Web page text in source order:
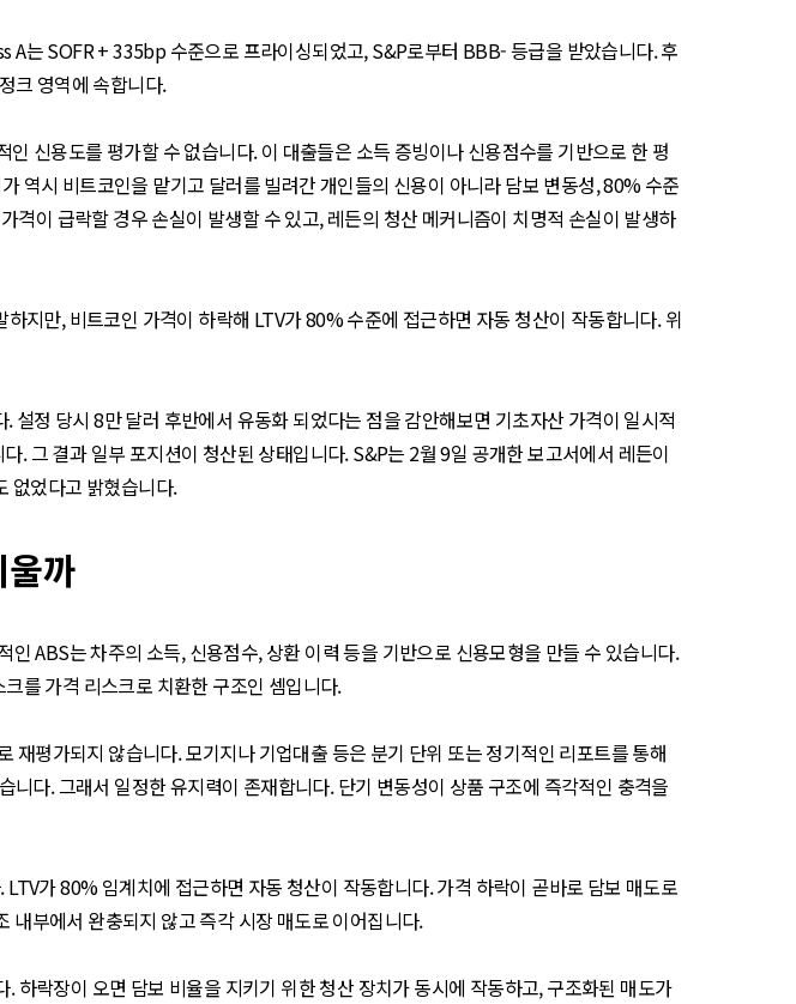
A는 SOFR + 335bp 수준으로 프라이싱되었고, S&P로부터 BBB- 등급을 받았습니다. 후
크 영역에 속합니다.
신용도를 평가할 수 없습니다. 이 대출들은 소득 증빙이나 신용점수를 기반으로 한 평
역시 비트코인을 맡기고 달러를 빌려간 개인들의 신용이 아니라 담보 변동성, 80% 수준
이 급락할 경우 손실이 발생할 수 있고, 레든의 청산 메커니즘이 치명적 손실이 발생하
지만, 비트코인 가격이 하락해 LTV가 80% 수준에 접근하면 자동 청산이 작동합니다. 위
정 당시 8만 달러 후반에서 유동화 되었다는 점을 감안해보면 기초자산 가격이 일시적
그 결과 일부 포지션이 청산된 상태입니다. S&P는 2월 9일 공개한 보고서에서 레든이
없었다고 밝혔습니다.
까
ABS는 차주의 소득, 신용점수, 상환 이력 등을 기반으로 신용모형을 만들 수 있습니다.
를 가격 리스크로 치환한 구조인 셈입니다.
평가되지 않습니다. 모기지나 기업대출 등은 분기 단위 또는 정기적인 리포트를 통해
다. 그래서 일정한 유지력이 존재합니다. 단기 변동성이 상품 구조에 즉각적인 충격을
가 80% 임계치에 접근하면 자동 청산이 작동합니다. 가격 하락이 곧바로 담보 매도로
내부에서 완충되지 않고 즉각 시장 매도로 이어집니다.
락장이 오면 담보 비율을 지키기 위한 청산 장치가 동시에 작동하고, 구조화된 매도가